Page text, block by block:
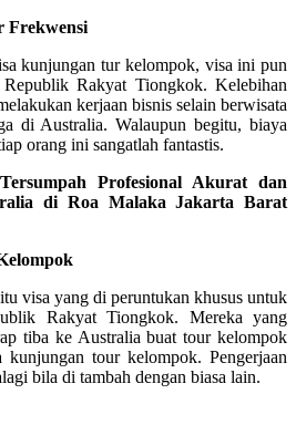
Frekwensi
kunjungan tur kelompok, visa ini pun
Rakyat Tiongkok. Kelebihan
kerjaan bisnis selain berwisata
di Australia. Walaupun begitu, biaya
orang ini sangatlah fantastis.
Profesional Akurat dan
di Roa Malaka Jakarta Barat
visa yang di peruntukan khusus untuk
Rakyat Tiongkok. Mereka yang
tiba ke Australia buat tour kelompok
tour kelompok. Pengerjaan
bila di tambah dengan biasa lain.